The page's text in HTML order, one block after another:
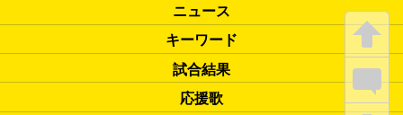
ニュース
キーワード
試合結果
応援歌